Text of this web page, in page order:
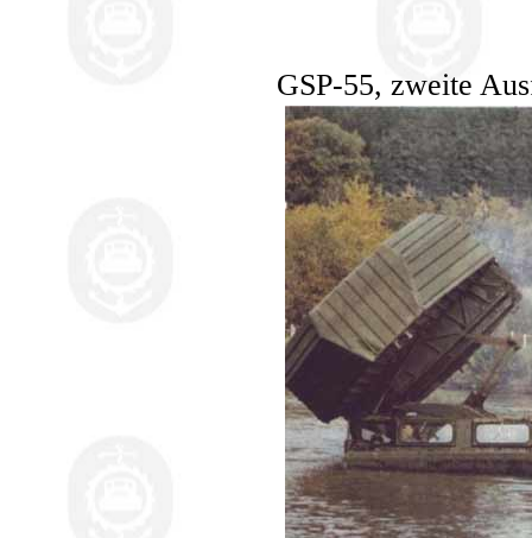
GSP-55, zweite